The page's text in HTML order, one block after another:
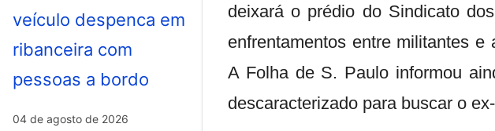
04 de agosto de 2026
deixará o prédio do Sindicato
enfrentamentos entre militantes
A Folha de S. Paulo informou
descaracterizado para buscar o